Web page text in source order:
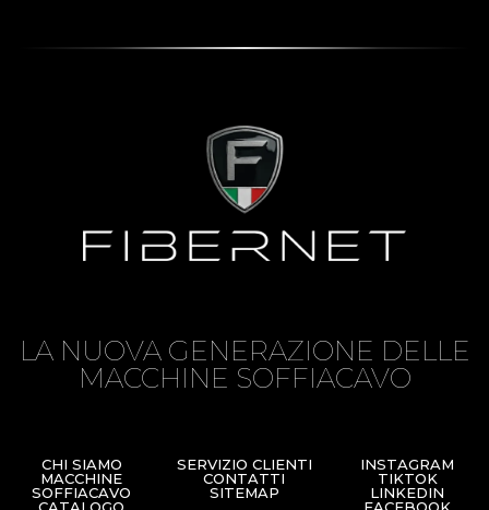
LA NUOVA GENERAZIONE DELLE
MACCHINE SOFFIACAVO
CHI SIAMO
MACCHINE
SOFFIACAVO
SERVIZIO CLIENTI
CONTATTI
SITEMAP
INSTAGRAM
TIKTOK
LINKEDIN